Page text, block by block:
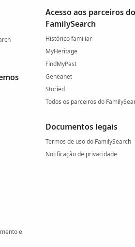
e
Acesso aos parceiros do
FamilySearch
Histórico familiar
MyHeritage
FindMyPast
Geneanet
Storied
Todos os parceiros do
Documentos legais
Termos de uso do FamilySearch
Notificação de privacidade